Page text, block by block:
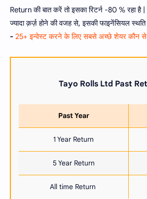
Return की बात करें तो इसका रिटर्न -80 % रहा
ज्यादा क़र्ज़ होने की वजह से, इसकी फाइनेंसियल
- 25+ इन्वेस्ट करने के लिए सबसे अच्छे शेयर कौन से
Tayo Rolls Ltd Past
Past Year
1 Year Return
5 Year Return
All time Return